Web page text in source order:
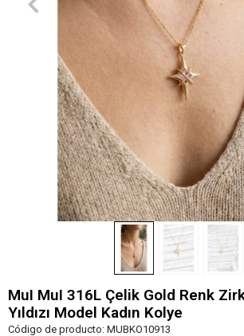
MuI MuI 316L Çelik Gold Renk
Yıldızı Model Kadın Kolye
Código de producto: MUBKO10913